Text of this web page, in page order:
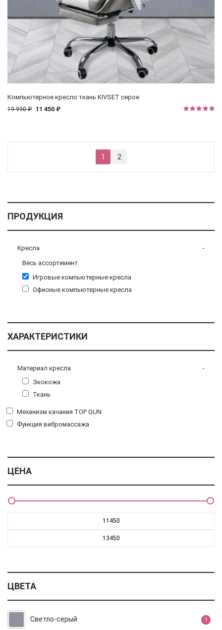
ПРОДУКЦИЯ
Кресла
Весь ассортимент
Игровые компьютерные кресла
Офисные компьютерные кресла
ХАРАКТЕРИСТИКИ
Материал кресла
Экокожа
Ткань
Механизм качания TOP GUN
Функция вибромассажа
ЦЕНА
ЦВЕТА
Светло-серый 1
Компьютерное кресло ткань KIVSET серое
19 990 ₽ 11 450 ₽
1 2